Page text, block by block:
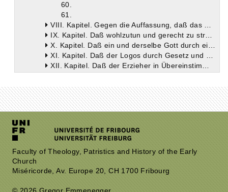
60.
61.
VIII. Kapitel. Gegen die Auffassung, daß das Gerechte nicht gut sei.
IX. Kapitel. Daß wohlzutun und gerecht zu strafen Sache der gleichen Macht und was in dieser Hinsicht die Erziehungsweise des Logos ist.
X. Kapitel. Daß ein und derselbe Gott durch ein und denselben Logos sowohl mit Drohungen von den Sünden abhält als auch die Menschheit mit Ermahnungen rettet.
XI. Kapitel. Daß der Logos durch Gesetz und Propheten erzog.
XII. Kapitel. Daß der Erzieher in Übereinstimmung mit dem Verhalten eines Vaters Strenge und Güte anwendet.
Zweites Buch
Drittes Buch
Faculty of Theology, Patristics and History of the Early
Church
Miséricorde, Av. Europe 20, CH 1700 Fribourg